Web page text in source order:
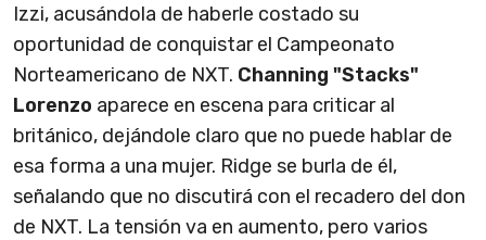
Izzi, acusándola de haberle costado su
oportunidad de conquistar el Campeonato
Norteamericano de NXT. Channing "Stacks"
Lorenzo aparece en escena para criticar al
británico, dejándole claro que no puede hablar de
esa forma a una mujer. Ridge se burla de él,
señalando que no discutirá con el recadero del don
de NXT. La tensión va en aumento, pero varios